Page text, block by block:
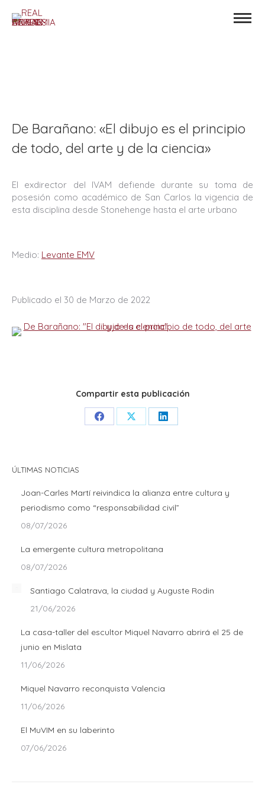
De Barañano: «El dibujo es el principio
de todo, del arte y de la ciencia»
El exdirector del IVAM defiende durante su toma de
posesión como académico de San Carlos la vigencia de
esta disciplina desde Stonehenge hasta el arte urbano
Medio: Levante EMV
Publicado el 30 de Marzo de 2022
Compartir esta publicación
Share Share Share
ÚLTIMAS NOTICIAS
Joan-Carles Martí reivindica la alianza entre cultura y
periodismo como “responsabilidad civil”
08/07/2026
La emergente cultura metropolitana
08/07/2026
Santiago Calatrava, la ciudad y Auguste Rodin
21/06/2026
La casa-taller del escultor Miquel Navarro abrirá el 25 de
junio en Mislata
11/06/2026
Miquel Navarro reconquista Valencia
11/06/2026
El MuVIM en su laberinto
07/06/2026